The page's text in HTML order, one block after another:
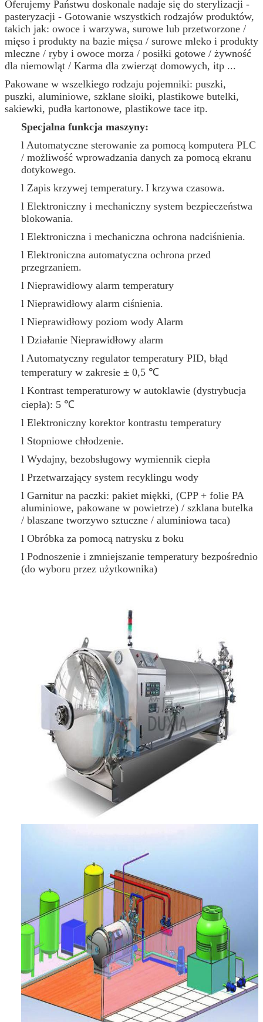
Zatwierdź
Oferujemy Państwu doskonale nadaje się do sterylizacji -
pasteryzacji - Gotowanie wszystkich rodzajów produktów,
takich jak: owoce i warzywa, surowe lub przetworzone /
mięso i produkty na bazie mięsa / surowe mleko i produkty
mleczne / ryby i owoce morza / posiłki gotowe / żywność
dla niemowląt / Karma dla zwierząt domowych, itp ...
Pakowane w wszelkiego rodzaju pojemniki: puszki,
puszki, aluminiowe, szklane słoiki, plastikowe butelki,
sakiewki, pudła kartonowe, plastikowe tace itp.
Specjalna funkcja maszyny:
l Automatyczne sterowanie za pomocą komputera PLC
/ możliwość wprowadzania danych za pomocą ekranu
dotykowego.
l Zapis krzywej temperatury. I krzywa czasowa.
l Elektroniczny i mechaniczny system bezpieczeństwa
blokowania.
l Elektroniczna i mechaniczna ochrona nadciśnienia.
l Elektroniczna automatyczna ochrona przed
przegrzaniem.
l Nieprawidłowy alarm temperatury
l Nieprawidłowy alarm ciśnienia.
l Nieprawidłowy poziom wody Alarm
l Działanie Nieprawidłowy alarm
l Automatyczny regulator temperatury PID, błąd
temperatury w zakresie ± 0,5 ℃
l Kontrast temperaturowy w autoklawie (dystrybucja
ciepła): 5 ℃
l Elektroniczny korektor kontrastu temperatury
l Stopniowe chłodzenie.
l Wydajny, bezobsługowy wymiennik ciepła
l Przetwarzający system recyklingu wody
l Garnitur na paczki: pakiet miękki, (CPP + folie PA
aluminiowe, pakowane w powietrze) / szklana butelka
/ blaszane tworzywo sztuczne / aluminiowa taca)
l Obróbka za pomocą natrysku z boku
l Podnoszenie i zmniejszanie temperatury bezpośrednio
(do wyboru przez użytkownika)